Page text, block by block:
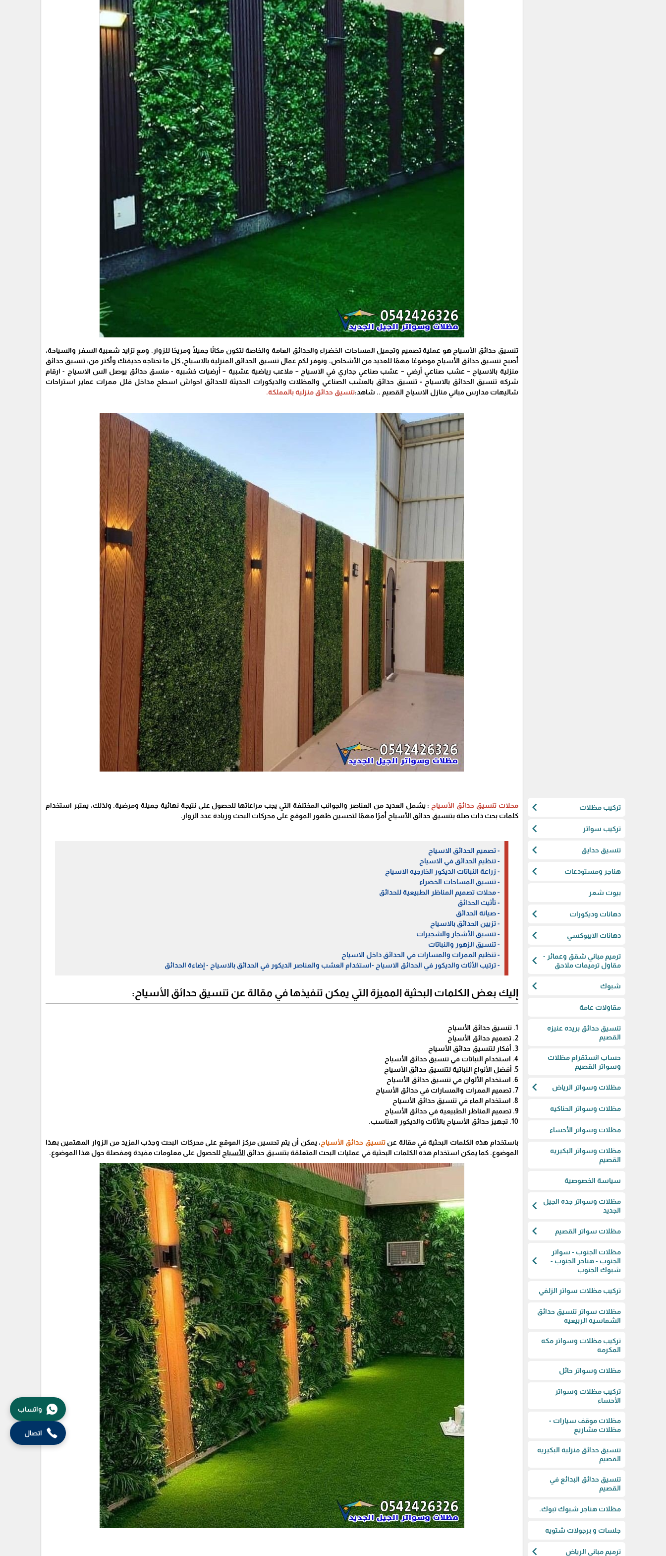
واتساب
اتصال
تركيب مظلات chevron_left
تركيب سواتر chevron_left
تنسيق حدايق chevron_left
هناجر ومستودعات chevron_left
بيوت شعر
دهانات وديكورات chevron_left
دهانات الايبوكسي chevron_left
ترميم مباني شقق وعمائر -
مقاول ترميمات ملاحق
chevron_left
شبوك chevron_left
مقاولات عامة
تنسيق حدائق بريده عنيزه
القصيم
حساب انستقرام مظلات
وسواتر القصيم
مظلات وسواتر الرياض chevron_left
مظلات وسواتر الحناكيه
مظلات وسواتر الأحساء
مظلات وسواتر البكيريه
القصيم
سياسة الخصوصية
مظلات وسواتر جده الجيل
الجديد
chevron_left
مظلات سواتر القصيم chevron_left
مظلات الجنوب - سواتر
الجنوب - هناجر الجنوب -
شبوك الجنوب
chevron_left
تركيب مظلات سواتر الزلفي
مظلات سواتر تنسيق حدائق
الشماسيه الربيعيه
تركيب مظلات وسواتر مكه
المكرمه
مظلات وسواتر حائل
تركيب مظلات وسواتر
الأحساء
مظلات موقف سيارات -
مظلات مشاريع
تنسيق حدائق منزلية البكيريه
القصيم
تنسيق حدائق البدائع في
القصيم
مظلات هناجر شبوك تبوك.
جلسات و برجولات شتويه
ترميم مباني الرياض chevron_left
تنسيق حدائق الأسياح هو عملية تصميم وتجميل المساحات الخضراء والحدائق العامة والخاصة لتكون مكانًا جميلًا ومريحًا للزوار. ومع تزايد شعبية السفر والسياحة،
أصبح تنسيق حدائق الأسياح موضوعًا مهمًا للعديد من الأشخاص، ونوفر لكم عمال تنسيق الحدائق المنزلية بالاسياح, كل ما تحتاجه حديقتك وأكتر من: تنسيق حدائق
منزلية بالاسياح – عشب صناعي أرضي – عشب صناعي جداري في الاسياح – ملاعب رياضية عشبية – أرضيات خشبيه - منسق حدائق يوصل الس الاسياح - ارقام
شركه تنسيق الحدائق بالاسياح - تنسيق حدائق بالعشب الصناعي والمظلات والديكورات الحديثة للحدائق احواش اسطح مداخل فلل ممرات عماير استراحات
شاليهات مدارس مباني منازل الاسياح القصيم .. شاهد:تنسيق حدائق منزلية بالمملكة.
محلات تنسيق حدائق الأسياح : يشمل العديد من العناصر والجوانب المختلفة التي يجب مراعاتها للحصول على نتيجة نهائية جميلة ومرضية. ولذلك، يعتبر استخدام
كلمات بحث ذات صلة بتنسيق حدائق الأسياح أمرًا مهمًا لتحسين ظهور الموقع على محركات البحث وزيادة عدد الزوار.
- تصميم الحدائق الاسياح
- تنظيم الحدائق في الاسياح
- زراعة النباتات الديكور الخارجيه الاسياح
- تنسيق المساحات الخضراء
- محلات تصميم المناظر الطبيعية للحدائق
- تأثيث الحدائق
- صيانة الحدائق
- تزيين الحدائق بالاسياح
- تنسيق الأشجار والشجيرات
- تنسيق الزهور والنباتات
- تنظيم الممرات والمسارات في الحدائق داخل الاسياح
- ترتيب الأثاث والديكور في الحدائق الاسياح -استخدام العشب والعناصر الديكور في الحدائق بالاسياح - إضاءة الحدائق
إليك بعض الكلمات البحثية المميزة التي يمكن تنفيذها في مقالة عن تنسيق حدائق الأسياح:
1. تنسيق حدائق الأسياح
2. تصميم حدائق الأسياح
3. أفكار لتنسيق حدائق الأسياح
4. استخدام النباتات في تنسيق حدائق الأسياح
5. أفضل الأنواع النباتية لتنسيق حدائق الأسياح
6. استخدام الألوان في تنسيق حدائق الأسياح
7. تصميم الممرات والمسارات في حدائق الأسياح
8. استخدام الماء في تنسيق حدائق الأسياح
9. تصميم المناظر الطبيعية في حدائق الأسياح
10. تجهيز حدائق الأسياح بالأثاث والديكور المناسب.
باستخدام هذه الكلمات البحثية في مقالة عنتنسيق حدائق الأسياح، يمكن أن يتم تحسين مركز الموقع على محركات البحث وجذب المزيد من الزوار المهتمين بهذا
الموضوع. كما يمكن استخدام هذه الكلمات البحثية في عمليات البحث المتعلقة بتنسيق حدائق الأسياح للحصول على معلومات مفيدة ومفصلة حول هذا الموضوع.